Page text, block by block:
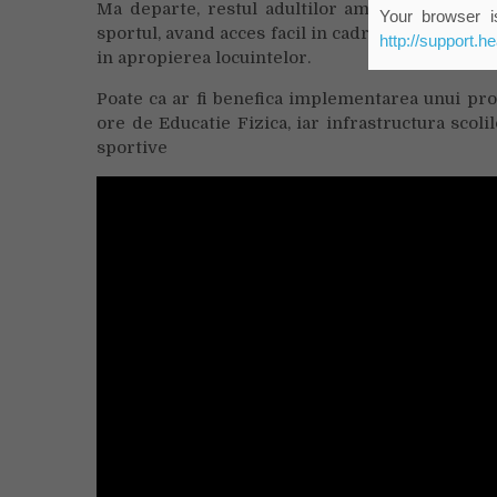
Ma departe, restul adultilor americani
sportul, avand acces facil in cadrul bazelor
in apropierea locuintelor.
Poate ca ar fi benefica implementarea unui
ore de Educatie Fizica, iar infrastructura
sportive
Your browser
http://